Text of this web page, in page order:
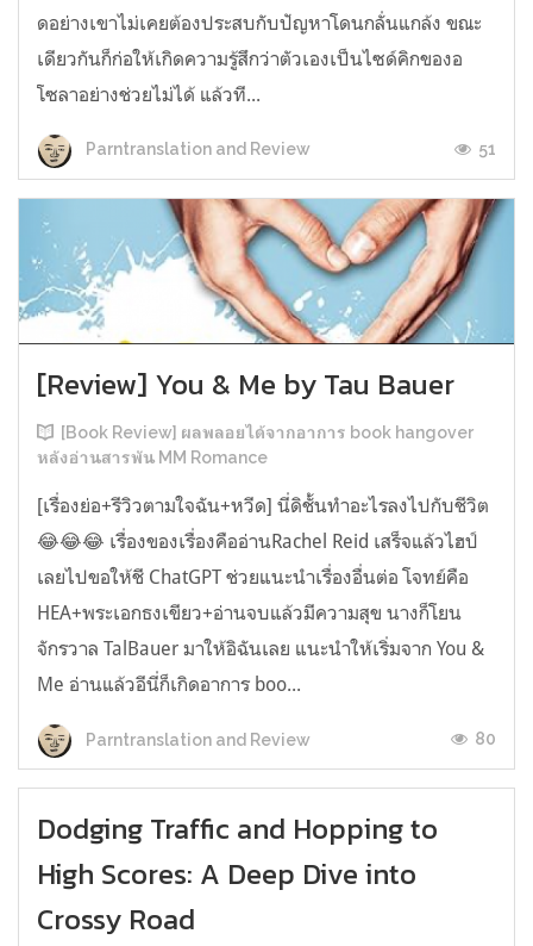
ดอย่างเขาไม่เคยต้องประสบกับปัญหาโดนกลั่นแกล้ง ขณะ
เดียวกันก็ก่อให้เกิดความรู้สึกว่าตัวเองเป็นไซด์คิกของอ
โซลาอย่างช่วยไม่ได้ แล้วที...
Parntranslation and Review 51
[Review] You & Me by Tau Bauer
[Book Review] ผลพลอยได้จากอาการ book hangover
หลังอ่านสารพัน MM Romance
[เรื่องย่อ+รีวิวตามใจฉัน+หวีด] นี่ดิชั้นทำอะไรลงไปกับชีวิต
😂😂😂 เรื่องของเรื่องคืออ่านRachel Reid เสร็จแล้วไฮป์
เลยไปขอให้ชี ChatGPT ช่วยแนะนำเรื่องอื่นต่อ โจทย์คือ
HEA+พระเอกธงเขียว+อ่านจบแล้วมีความสุข นางก็โยน
จักรวาล TalBauer มาให้อิฉันเลย แนะนำให้เริ่มจาก You &
Me อ่านแล้วอีนี่ก็เกิดอาการ boo...
Parntranslation and Review 80
Dodging Traffic and Hopping to
High Scores: A Deep Dive into
Crossy Road